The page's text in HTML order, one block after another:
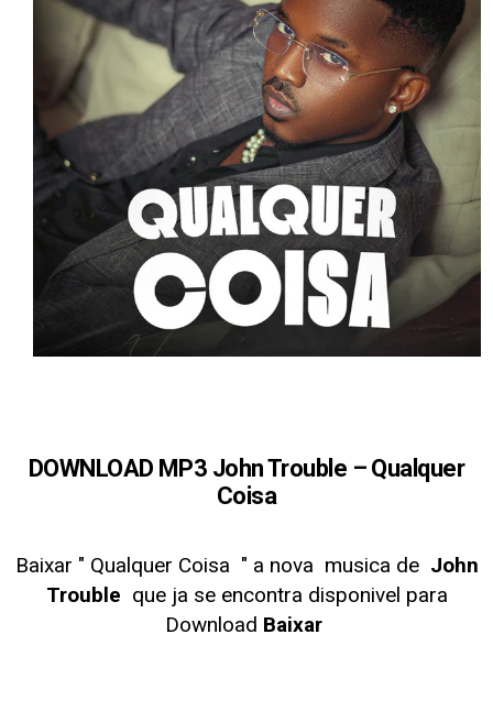
DOWNLOAD MP3 John Trouble – Qualquer
Coisa
Baixar " Qualquer Coisa " a nova musica de John
Trouble que ja se encontra disponivel para
Download Baixar